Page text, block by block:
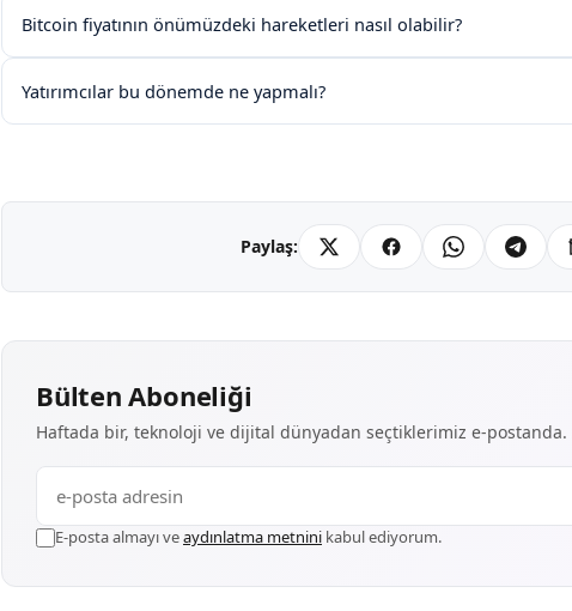
Bitcoin fiyatının önümüzdeki hareketleri nasıl olabilir?
Yatırımcılar bu dönemde ne yapmalı?
Paylaş:
Bülten Aboneliği
Haftada bir, teknoloji ve dijital dünyadan seçtiklerimiz e-postanda.
E-posta almayı veaydınlatma metnini kabul ediyorum.